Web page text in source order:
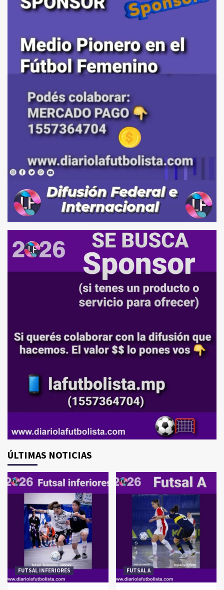
ÚLTIMAS NOTICIAS
FUTSAL INFERIORES FUTSAL A